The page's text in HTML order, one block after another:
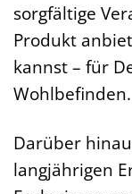
sorgfältige
Produkt
kannst – für
Wohlbefinden.
Darüber
langjährigen